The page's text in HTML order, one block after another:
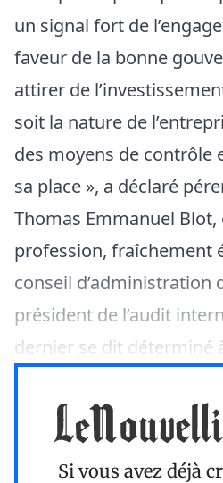
un signal fort de
faveur de la bonne
attirer de
soit la nature de
des moyens de contrôle
sa place », a déclaré
Thomas Emmanuel
profession, fraîchement
conseil d’administration
président de l’audit
dernier se dit déterminé
Si vous avez déjà